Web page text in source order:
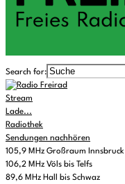
Search for:
Stream
Lade...
Radiothek
Sendungen nachhören
105,9 MHz Großraum Innsbruck
106,2 MHz Völs bis Telfs
89,6 MHz Hall bis Schwaz